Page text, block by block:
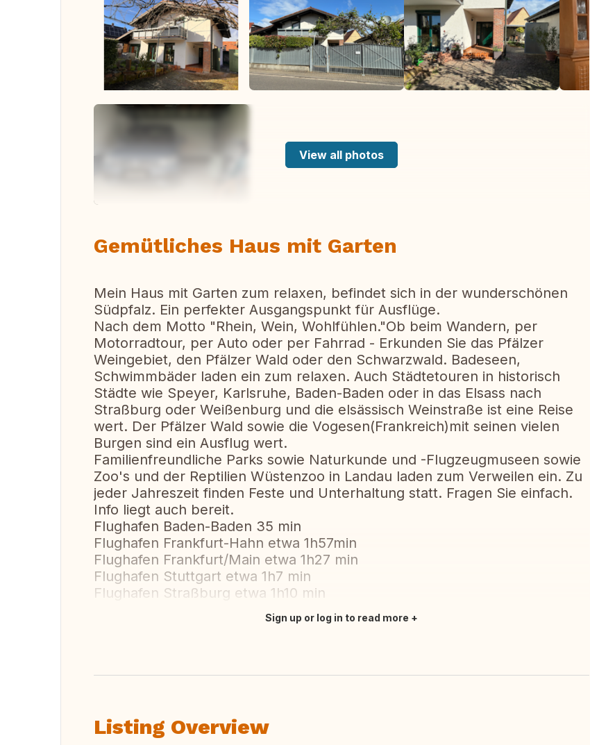
View all photos
Gemütliches Haus mit Garten
Mein Haus mit Garten zum relaxen, befindet sich in der wunderschönen
Südpfalz. Ein perfekter Ausgangspunkt für Ausflüge.
Nach dem Motto "Rhein, Wein, Wohlfühlen."Ob beim Wandern, per
Motorradtour, per Auto oder per Fahrrad - Erkunden Sie das Pfälzer
Weingebiet, den Pfälzer Wald oder den Schwarzwald. Badeseen,
Schwimmbäder laden ein zum relaxen. Auch Städtetouren in historisch
Städte wie Speyer, Karlsruhe, Baden-Baden oder in das Elsass nach
Straßburg oder Weißenburg und die elsässisch Weinstraße ist eine Reise
wert. Der Pfälzer Wald sowie die Vogesen(Frankreich)mit seinen vielen
Burgen sind ein Ausflug wert.
Familienfreundliche Parks sowie Naturkunde und -Flugzeugmuseen sowie
Zoo's und der Reptilien Wüstenzoo in Landau laden zum Verweilen ein. Zu
jeder Jahreszeit finden Feste und Unterhaltung statt. Fragen Sie einfach.
Info liegt auch bereit.
Flughafen Baden-Baden 35 min
Flughafen Frankfurt-Hahn etwa 1h57min
Flughafen Frankfurt/Main etwa 1h27 min
Flughafen Stuttgart etwa 1h7 min
Flughafen Straßburg etwa 1h10 min
Sign up or log in to read more
Listing Overview